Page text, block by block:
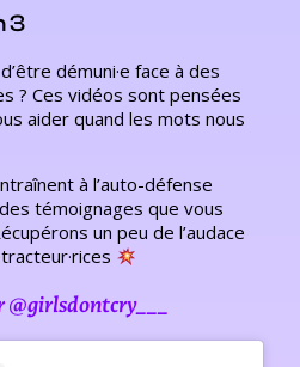
3
démuni·e face à des
? Ces vidéos sont pensées
aider quand les mots nous
à l’auto-défense
témoignages que vous
un peu de l’audace